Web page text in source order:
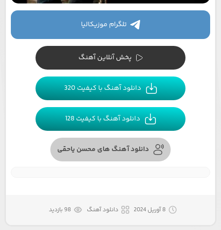
تلگرام موزیکالیا
پخش آنلاین آهنگ
دانلود آهنگ با کیفیت 320
دانلود آهنگ با کیفیت 128
دانلود آهنگ های محسن یاحقی
8 آوریل 2024 دانلود آهنگ 98 بازدید